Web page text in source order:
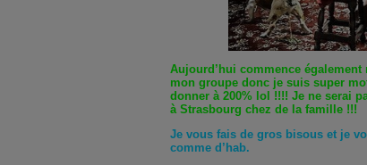
Aujourd’hui commence également
mon groupe donc je suis super
donner à 200% lol !!!! Je ne serai
à Strasbourg chez de la famille !!!
Je vous fais de gros bisous et je
comme d’hab.